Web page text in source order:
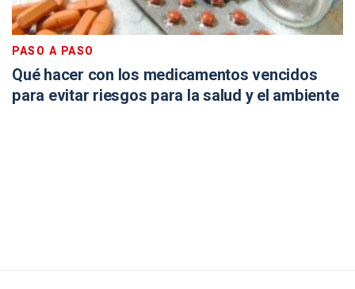
PASO A PASO
Qué hacer con los medicamentos vencidos
para evitar riesgos para la salud y el ambiente